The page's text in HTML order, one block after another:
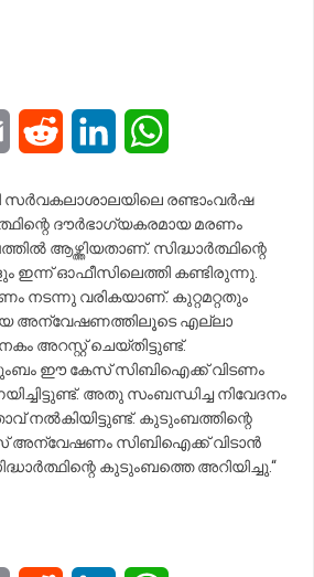
Email Reddit LinkedIn
സർവകലാശാലയിലെ രണ്ടാംവർഷ
ദൗർഭാഗ്യകരമായ മരണം
ആഴ്ത്തിയതാണ്. സിദ്ധാർത്ഥിന്റെ
ഇന്ന് ഓഫീസിലെത്തി കണ്ടിരുന്നു.
നടന്നു വരികയാണ്. കുറ്റമറ്റതും
അന്വേഷണത്തിലൂടെ എല്ലാ
അറസ്റ്റ് ചെയ്തിട്ടുണ്ട്.
ഈ കേസ് സിബിഐക്ക് വിടണം
അതു സംബന്ധിച്ച നിവേദനം
നൽകിയിട്ടുണ്ട്. കുടുംബത്തിന്റെ
അന്വേഷണം സിബിഐക്ക് വിടാൻ
കുടുംബത്തെ അറിയിച്ചു.“